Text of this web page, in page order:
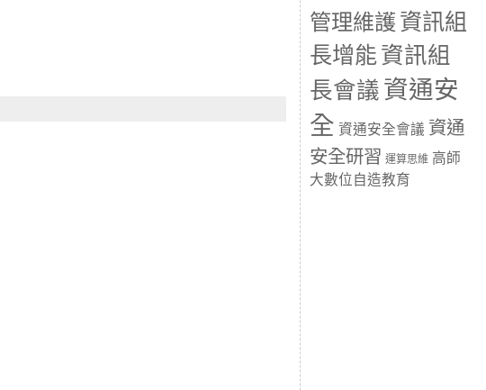
管理維護 資訊組
長增能資訊組
長會議 資通安
全 資通安全會議 資通
安全研習 運算思維 高師
大數位自造教育